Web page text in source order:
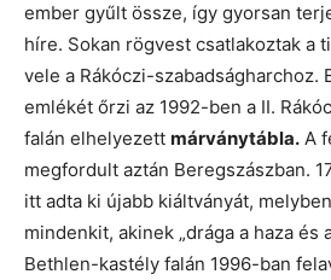
ember gyűlt össze, így gyorsan
híre. Sokan rögvest csatlakoztak a
vele a Rákóczi-szabadságharchoz.
emlékét őrzi az 1992-ben a II.
falán elhelyezett márványtábla. A
megfordult aztán Beregszászban.
itt adta ki újabb kiáltványát,
mindenkit, akinek „drága a haza és
Bethlen-kastély falán 1996-ban